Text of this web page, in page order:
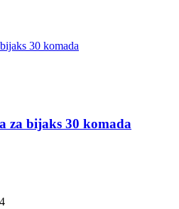
za bijaks 30 komada